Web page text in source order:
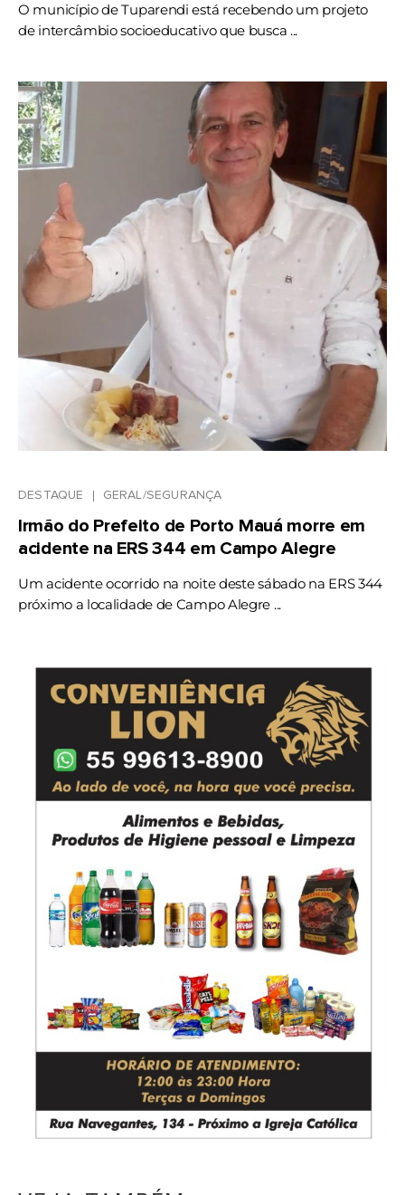
O município de Tuparendi está recebendo um projeto
de intercâmbio socioeducativo que busca ...
DESTAQUE GERAL/SEGURANÇA
Irmão do Prefeito de Porto Mauá morre em
acidente na ERS 344 em Campo Alegre
Um acidente ocorrido na noite deste sábado na ERS 344
próximo a localidade de Campo Alegre ...